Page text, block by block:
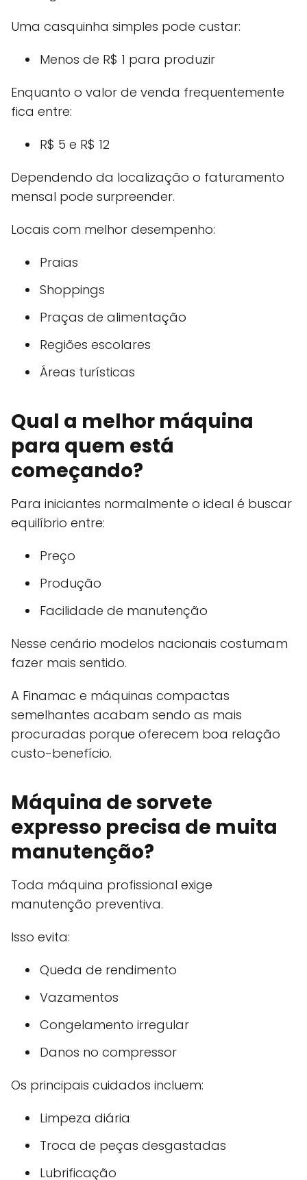
Uma casquinha simples pode custar:
Menos de R$ 1 para produzir
Enquanto o valor de venda frequentemente
fica entre:
R$ 5 e R$ 12
Dependendo da localização o faturamento
mensal pode surpreender.
Locais com melhor desempenho:
Praias
Shoppings
Praças de alimentação
Regiões escolares
Áreas turísticas
Qual a melhor máquina
para quem está
começando?
Para iniciantes normalmente o ideal é buscar
equilíbrio entre:
Preço
Produção
Facilidade de manutenção
Nesse cenário modelos nacionais costumam
fazer mais sentido.
A Finamac e máquinas compactas
semelhantes acabam sendo as mais
procuradas porque oferecem boa relação
custo-benefício.
Máquina de sorvete
expresso precisa de muita
manutenção?
Toda máquina profissional exige
manutenção preventiva.
Isso evita:
Queda de rendimento
Vazamentos
Congelamento irregular
Danos no compressor
Os principais cuidados incluem:
Limpeza diária
Troca de peças desgastadas
Lubrificação